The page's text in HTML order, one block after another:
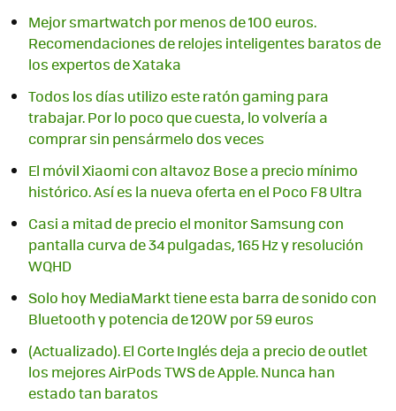
Mejor smartwatch por menos de 100 euros.
Recomendaciones de relojes inteligentes baratos de
los expertos de Xataka
Todos los días utilizo este ratón gaming para
trabajar. Por lo poco que cuesta, lo volvería a
comprar sin pensármelo dos veces
El móvil Xiaomi con altavoz Bose a precio mínimo
histórico. Así es la nueva oferta en el Poco F8 Ultra
Casi a mitad de precio el monitor Samsung con
pantalla curva de 34 pulgadas, 165 Hz y resolución
WQHD
Solo hoy MediaMarkt tiene esta barra de sonido con
Bluetooth y potencia de 120W por 59 euros
(Actualizado). El Corte Inglés deja a precio de outlet
los mejores AirPods TWS de Apple. Nunca han
estado tan baratos